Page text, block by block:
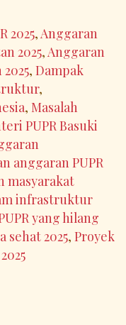
2025, Anggaran
2025, Anggaran
, Dampak
,
, Masalah
PUPR Basuki
anggaran PUPR
masyarakat
infrastruktur
yang hilang
sehat 2025, Proyek